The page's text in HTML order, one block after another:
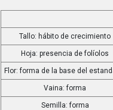
Tallo: hábito de crecimiento
Hoja: presencia de folíolos
Flor: forma de la base del
Vaina: forma
Semilla: forma